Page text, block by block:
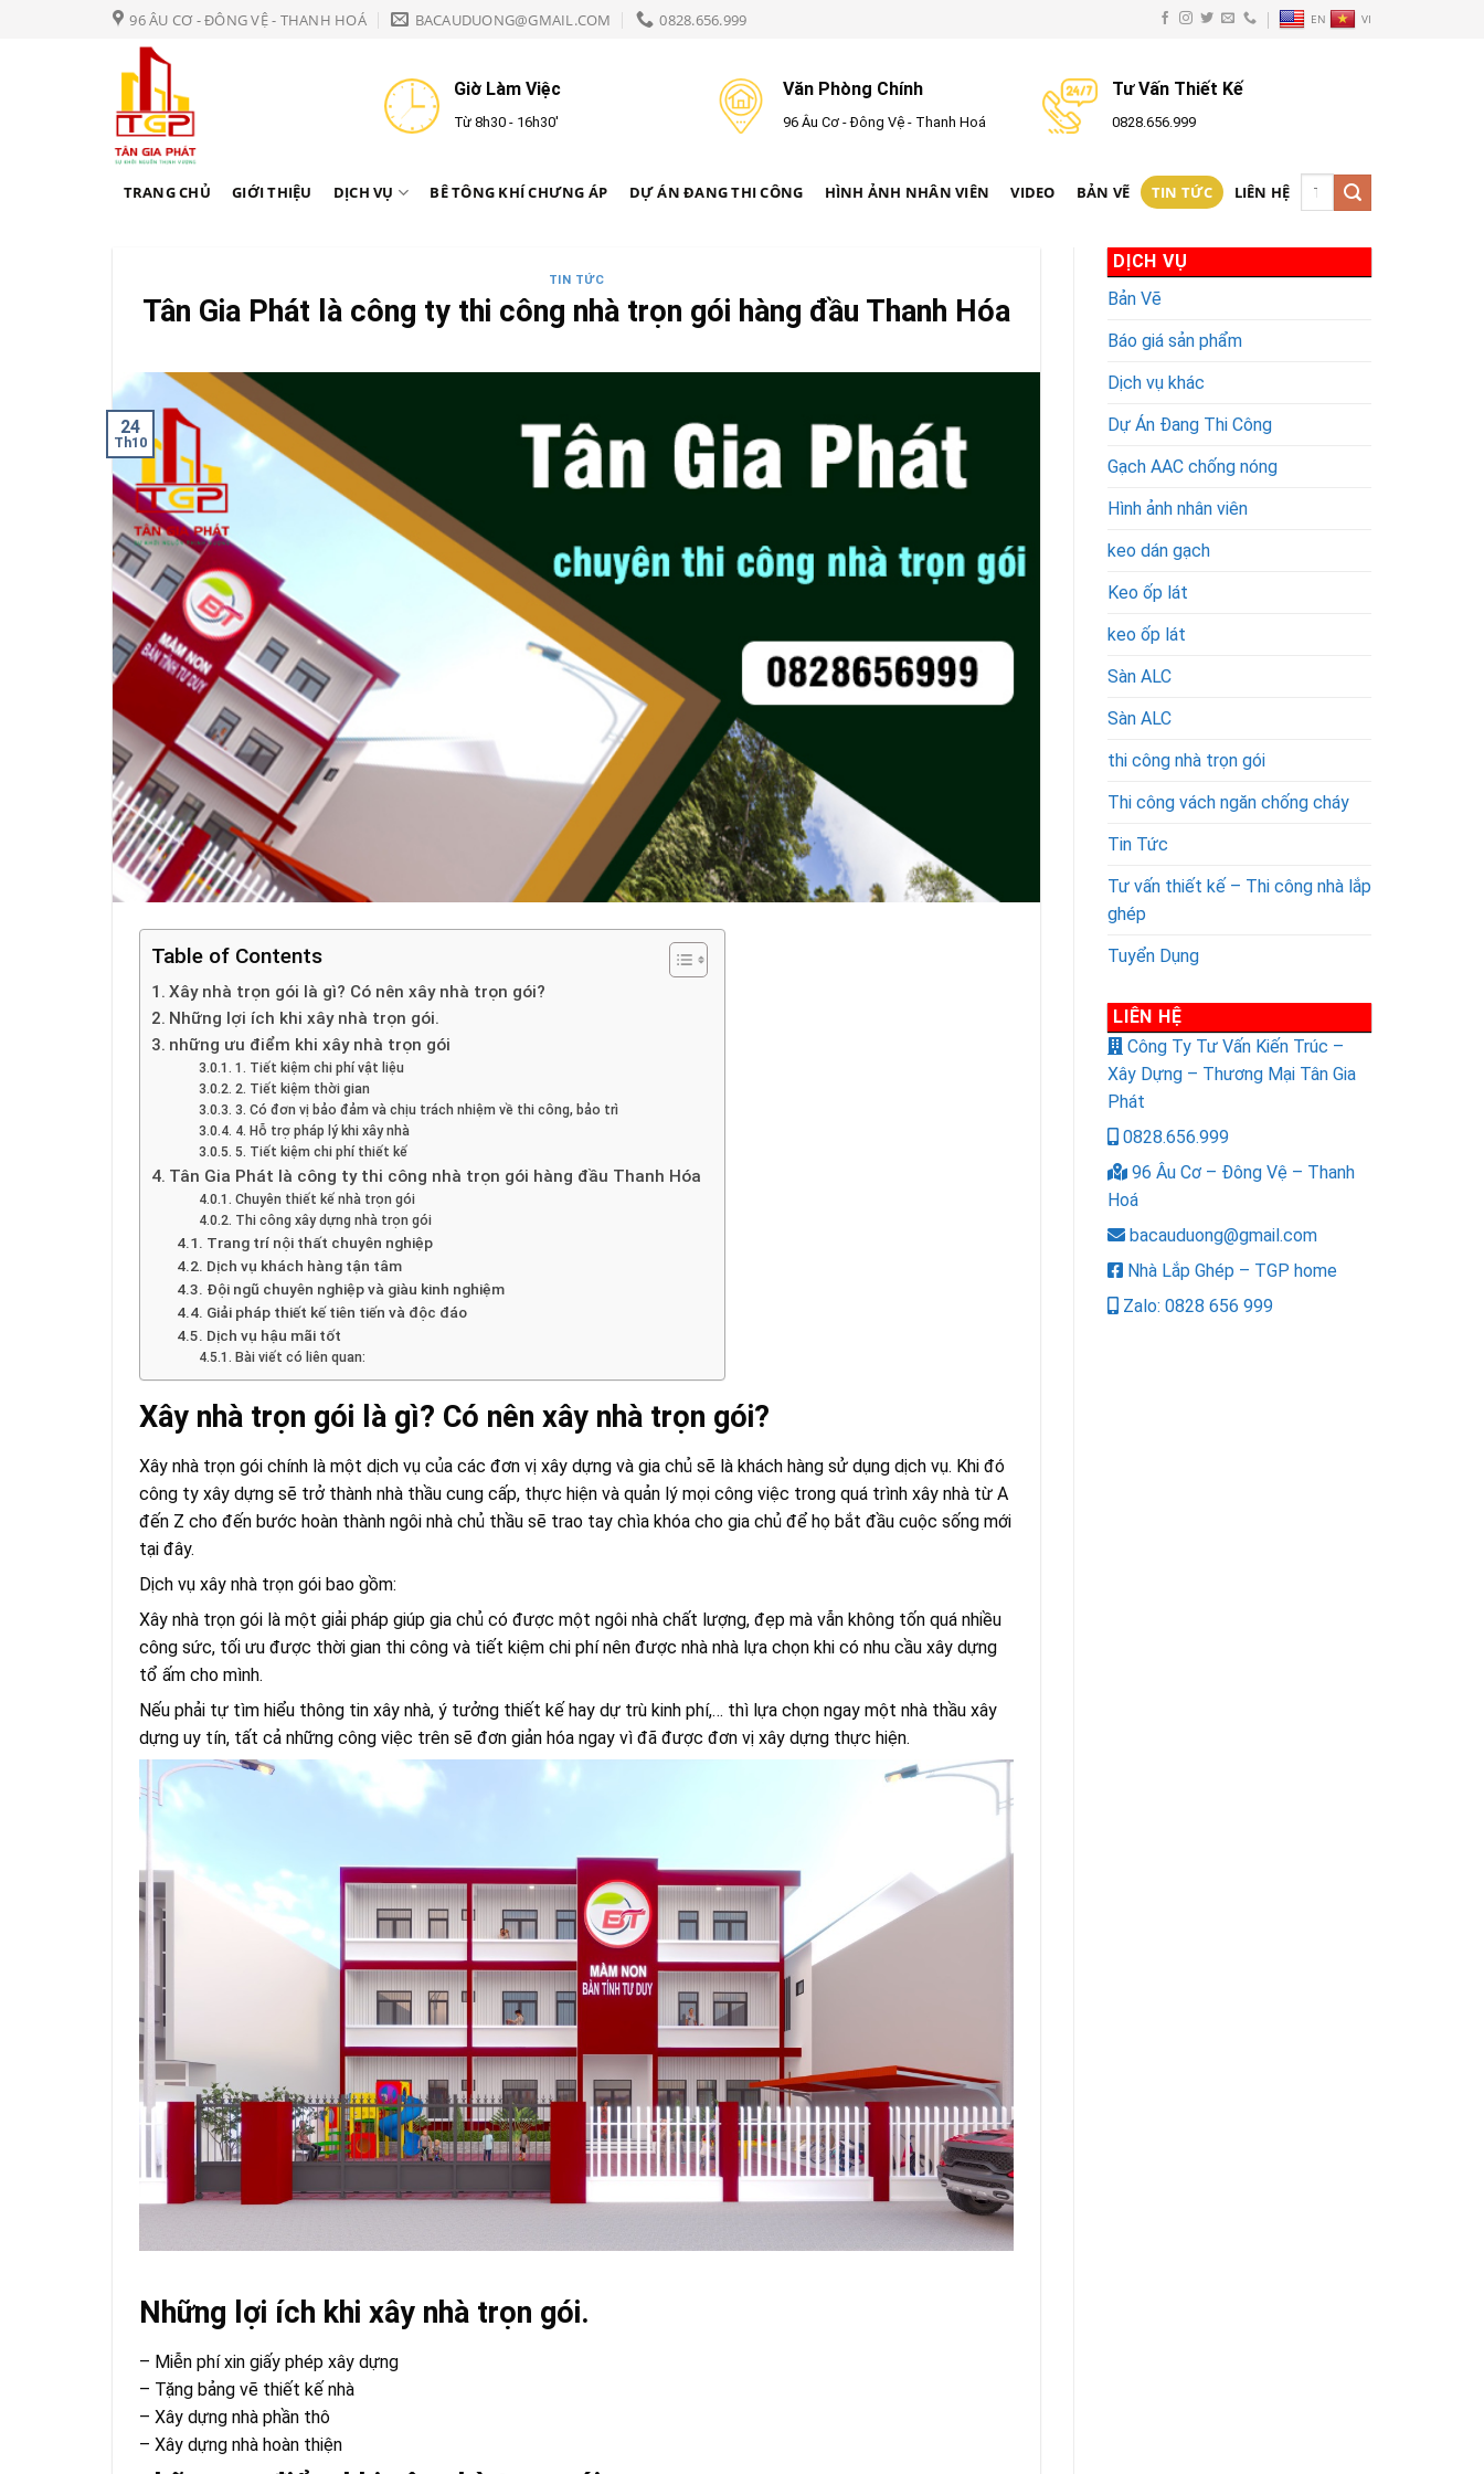
96 ÂU CƠ - ĐÔNG VỆ - THANH HOÁ BACAUDUONG@GMAIL.COM 0828.656.999 EN VI
Giờ Làm Việc
Từ 8h30 - 16h30'
Văn Phòng Chính
96 Âu Cơ - Đông Vệ - Thanh Hoá
Tư Vấn Thiết Kế
0828.656.999
TRANG CHỦ GIỚI THIỆU DỊCH VỤ BÊ TÔNG KHÍ CHƯNG ÁP DỰ ÁN ĐANG THI CÔNG HÌNH ẢNH NHÂN VIÊN VIDEO BẢN VẼ TIN TỨC LIÊN HỆ
TIN TỨC
Tân Gia Phát là công ty thi công nhà trọn gói hàng đầu Thanh Hóa
24
Th10
Table of Contents
Xây nhà trọn gói là gì? Có nên xây nhà trọn gói?
Những lợi ích khi xây nhà trọn gói.
những ưu điểm khi xây nhà trọn gói
1. Tiết kiệm chi phí vật liệu
2. Tiết kiệm thời gian
3. Có đơn vị bảo đảm và chịu trách nhiệm về thi công, bảo trì
4. Hỗ trợ pháp lý khi xây nhà
5. Tiết kiệm chi phí thiết kế
Tân Gia Phát là công ty thi công nhà trọn gói hàng đầu Thanh Hóa
Chuyên thiết kế nhà trọn gói
Thi công xây dựng nhà trọn gói
Trang trí nội thất chuyên nghiệp
Dịch vụ khách hàng tận tâm
Đội ngũ chuyên nghiệp và giàu kinh nghiệm
Giải pháp thiết kế tiên tiến và độc đáo
Dịch vụ hậu mãi tốt
Bài viết có liên quan:
Xây nhà trọn gói là gì? Có nên xây nhà trọn gói?
Xây nhà trọn gói chính là một dịch vụ của các đơn vị xây dựng và gia chủ sẽ là khách hàng sử dụng dịch vụ. Khi đó
công ty xây dựng sẽ trở thành nhà thầu cung cấp, thực hiện và quản lý mọi công việc trong quá trình xây nhà từ A
đến Z cho đến bước hoàn thành ngôi nhà chủ thầu sẽ trao tay chìa khóa cho gia chủ để họ bắt đầu cuộc sống mới
tại đây.
Dịch vụ xây nhà trọn gói bao gồm:
Xây nhà trọn gói là một giải pháp giúp gia chủ có được một ngôi nhà chất lượng, đẹp mà vẫn không tốn quá nhiều
công sức, tối ưu được thời gian thi công và tiết kiệm chi phí nên được nhà nhà lựa chọn khi có nhu cầu xây dựng
tổ ấm cho mình.
Nếu phải tự tìm hiểu thông tin xây nhà, ý tưởng thiết kế hay dự trù kinh phí,… thì lựa chọn ngay một nhà thầu xây
dựng uy tín, tất cả những công việc trên sẽ đơn giản hóa ngay vì đã được đơn vị xây dựng thực hiện.
Những lợi ích khi xây nhà trọn gói.
– Miễn phí xin giấy phép xây dựng
– Tặng bảng vẽ thiết kế nhà
– Xây dựng nhà phần thô
– Xây dựng nhà hoàn thiện
DỊCH VỤ
Bản Vẽ
Báo giá sản phẩm
Dịch vụ khác
Dự Án Đang Thi Công
Gạch AAC chống nóng
Hình ảnh nhân viên
keo dán gạch
Keo ốp lát
keo ốp lát
Sàn ALC
Sàn ALC
thi công nhà trọn gói
Thi công vách ngăn chống cháy
Tin Tức
Tư vấn thiết kế – Thi công nhà lắp
ghép
Tuyển Dụng
LIÊN HỆ
Công Ty Tư Vấn Kiến Trúc –
Xây Dựng – Thương Mại Tân Gia
Phát
0828.656.999
96 Âu Cơ – Đông Vệ – Thanh
Hoá
bacauduong@gmail.com
Nhà Lắp Ghép – TGP home
Zalo: 0828 656 999